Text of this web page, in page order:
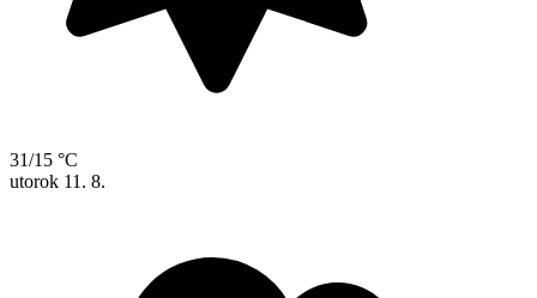
31/15 °C
utorok 11. 8.